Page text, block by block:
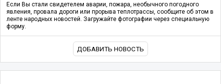
Если Вы стали свидетелем аварии, пожара, необычного погодного
явления, провала дороги или прорыва теплотрассы, сообщите об этом в
ленте народных новостей. Загружайте фотографии через специальную
форму.
ДОБАВИТЬ НОВОСТЬ